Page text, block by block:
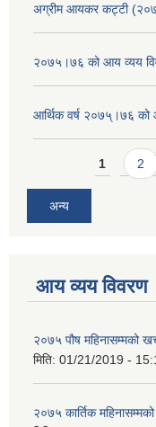
अग्रीम आयकर कट्टी
२०७५।७६ को आय व्यय
आर्थिक वर्ष २०७५्।७६ को
Pages1 2
अन्य
आय व्यय विवरण
२०७५ पौष महिनासम्मको
मिति: 01/21/2019 -
२०७५ कार्तिक